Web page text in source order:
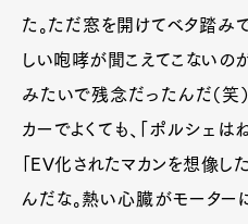
た。ただ窓を開けてベタ踏み
しい咆哮が聞こえてこないの
みたいで残念だったんだ（笑
カーでよくても、「ポルシェ
「EV化されたマカンを想像し
んだな。熱い心臓がモーター